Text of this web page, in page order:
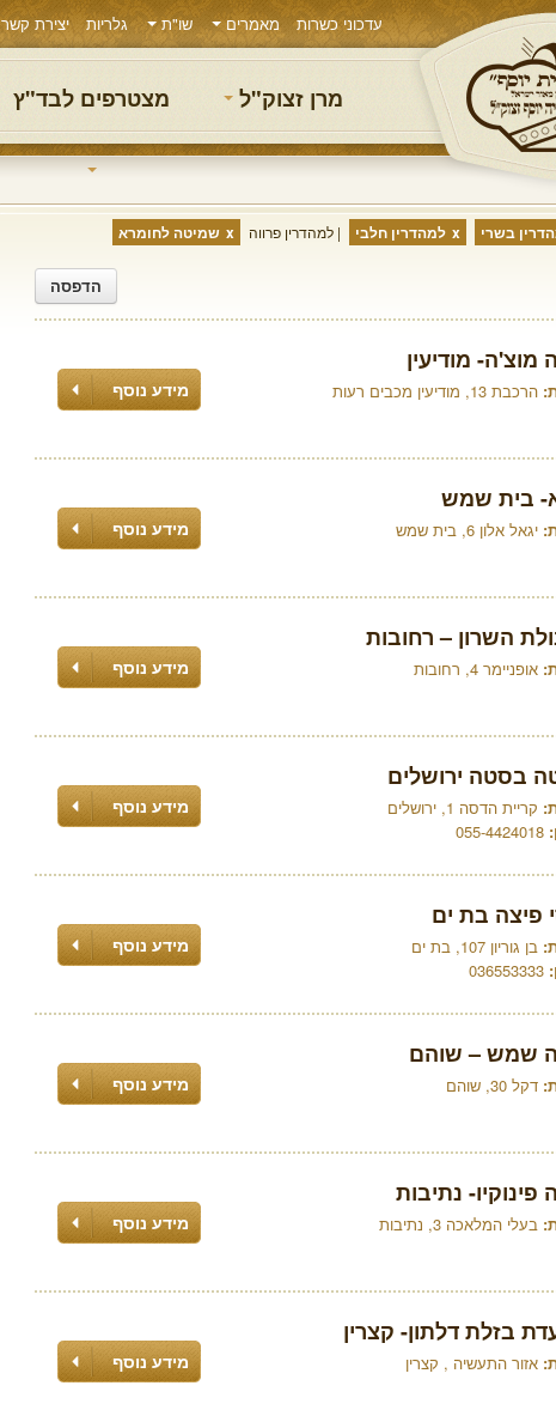
עדכוני כשרות מאמרים שו"ת גלריות יצירת קשר
מרן זצוק"ל מצטרפים לבד"ץ
בשרי למהדרין חלבי למהדרין פרווה שמיטה לחומרא
הדפסה
מוצ'ה- מודיעין
הרכבת 13, מודיעין מכבים רעות מידע נוסף
בית שמש
יגאל אלון 6, בית שמש מידע נוסף
השרון – רחובות
אופניימר 4, רחובות מידע נוסף
בסטה ירושלים
קריית הדסה 1, ירושלים
055-4424018
מידע נוסף
פיצה בת ים
בן גוריון 107, בת ים
036553333
מידע נוסף
שמש – שוהם
דקל 30, שוהם מידע נוסף
פינוקיו- נתיבות
בעלי המלאכה 3, נתיבות מידע נוסף
בזלת דלתון- קצרין
אזור התעשיה , קצרין מידע נוסף